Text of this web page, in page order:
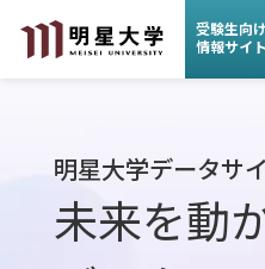
受験生向け
情報サイト
明星大学データサ
未来を動